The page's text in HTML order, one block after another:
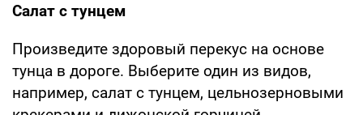
Салат с тунцем
Произведите здоровый перекус на основе
тунца в дороге. Выберите один из видов,
например, салат с тунцем, цельнозерновыми